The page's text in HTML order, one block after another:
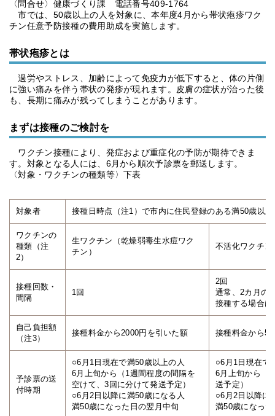
〈問合せ〉健康づくり課 電話番号409-1764
市では、50歳以上の人を対象に、本年度4月から帯状疱疹ワク
チン任意予防接種の費用助成を実施します。
帯状疱疹とは
過労やストレス、加齢によって免疫力が低下すると、体の片側
に強い痛みを伴う帯状の発疹が現れます。皮膚の症状が治った後
も、長期に痛みが残ってしまうことがあります。
まずは接種のご検討を
ワクチン接種により、発症および重症化の予防が期待できま
す。対象となる人には、6月から順次予診票を郵送します。
〈対象・ワクチンの種類等〉下表
対象者 接種日時点（注1）で市内に住民登録のある満50歳以
ワクチンの
種類（注
2）
生ワクチン（乾燥弱毒生水痘ワク
チン）
不活化ワクチ
接種回数・
間隔
1回
2回
通常、2カ月の
接種する場合
自己負担額
（注3）
接種料金から2000円を引いた額 接種料金から
予診票の送
付時期
○6月1日現在で満50歳以上の人
6月上旬から（1週間程度の間隔を
空けて、3回に分けて発送予定）
○6月2日以降に満50歳になる人
満50歳になった日の翌月中旬
○6月1日現在で
6月上旬から（
送予定）
○6月2日以降に
満50歳になっ